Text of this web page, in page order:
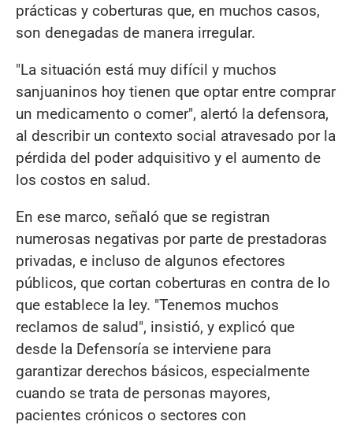
prácticas y coberturas que, en muchos casos,
son denegadas de manera irregular.
"La situación está muy difícil y muchos
sanjuaninos hoy tienen que optar entre comprar
un medicamento o comer", alertó la defensora,
al describir un contexto social atravesado por la
pérdida del poder adquisitivo y el aumento de
los costos en salud.
En ese marco, señaló que se registran
numerosas negativas por parte de prestadoras
privadas, e incluso de algunos efectores
públicos, que cortan coberturas en contra de lo
que establece la ley. "Tenemos muchos
reclamos de salud", insistió, y explicó que
desde la Defensoría se interviene para
garantizar derechos básicos, especialmente
cuando se trata de personas mayores,
pacientes crónicos o sectores con